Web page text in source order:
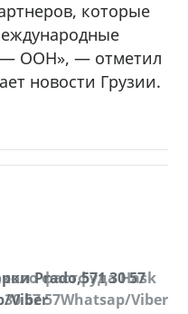
которые
— ООН», — отметил
новости Грузии.
фастфуда Hask
57 57Whatsap/Viber
Prado,571 30 57
Viber